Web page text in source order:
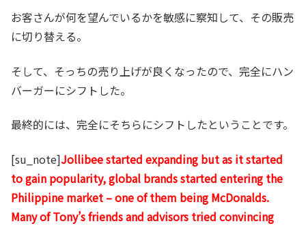
お客さんが何を望んでいるかを敏感に察知して、その販売
に切り替える。
そして、そっちの売り上げが良くなったので、完全にハン
バーガーにシフトした。
最終的には、完全にそちらにシフトしたということです。
[su_note]Jollibee started expanding but as it started
to gain popularity, global brands started entering the
Philippine market – one of them being McDonalds.
Many of Tony’s friends and advisors tried convincing